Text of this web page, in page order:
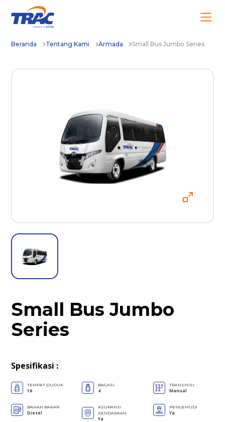
Beranda Tentang Kami Armada Small Bus Jumbo Series
Small Bus Jumbo
Series
Spesifikasi :
TEMPAT DUDUK
16
BAGASI
4
TRANSMISI
Manual
BAHAN BAKAR
Diesel
ASURANSI
KENDARAAN
Ya
PENGEMUDI
Ya